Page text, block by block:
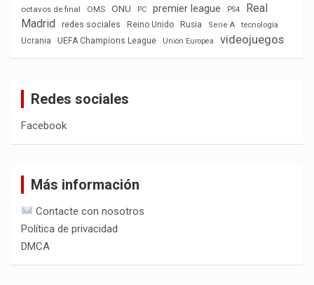
octavos de final OMS ONU PC premier league PS4
Real
Madrid
redes sociales Reino Unido Rusia Serie A
tecnología
Ucrania
UEFA Champions League Unión Europea videojuegos
Redes sociales
Facebook
Más información
Contacte con nosotros
Política de privacidad
DMCA